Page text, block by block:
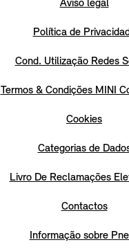
Aviso legal
Política de
Cond. Utilização Redes
Termos & Condições MINI
Cookies
Categorias de
Livro De Reclamações
Contactos
Informação sobre